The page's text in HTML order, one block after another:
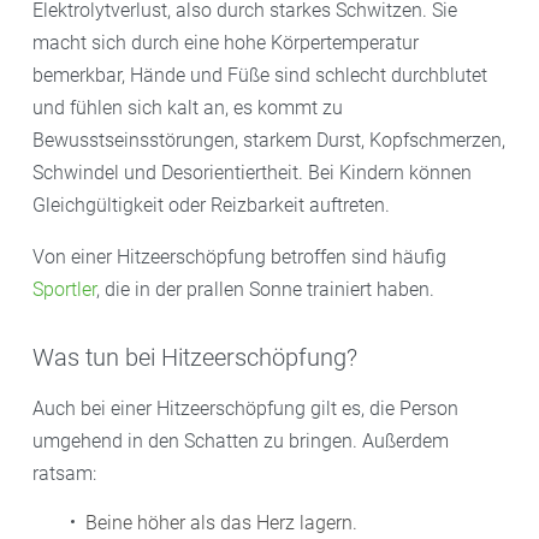
Elektrolytverlust, also durch starkes Schwitzen. Sie
macht sich durch eine hohe Körpertemperatur
bemerkbar, Hände und Füße sind schlecht durchblutet
und fühlen sich kalt an, es kommt zu
Bewusstseinsstörungen, starkem Durst, Kopfschmerzen,
Schwindel und Desorientiertheit. Bei Kindern können
Gleichgültigkeit oder Reizbarkeit auftreten.
Von einer Hitzeerschöpfung betroffen sind häufig
Sportler, die in der prallen Sonne trainiert haben.
Was tun bei Hitzeerschöpfung?
Auch bei einer Hitzeerschöpfung gilt es, die Person
umgehend in den Schatten zu bringen. Außerdem
ratsam:
Beine höher als das Herz lagern.